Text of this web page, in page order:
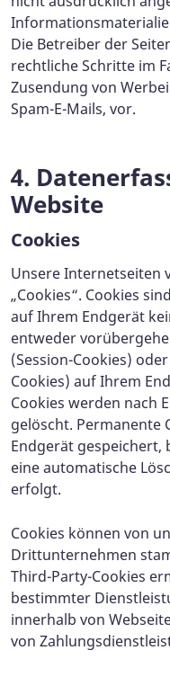
Die Betreiber der
rechtliche Schritte im
Zusendung von
Spam-E-Mails, vor.
4.
Website
Cookies
Unsere Internetseiten
„Cookies“. Cookies
auf Ihrem Endgerät
entweder
(Session-Cookies)
Cookies) auf Ihrem
Cookies werden nach
gelöscht. Permanente
Endgerät gespeichert,
eine automatische
erfolgt.
Cookies können von
Drittunternehmen
Third-Party-Cookies
bestimmter
innerhalb von
von